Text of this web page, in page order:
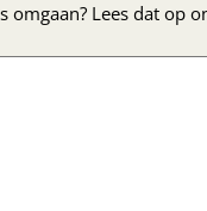
omgaan? Lees dat op